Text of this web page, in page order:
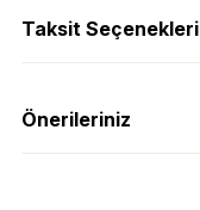
Taksit Seçenekleri
Önerileriniz